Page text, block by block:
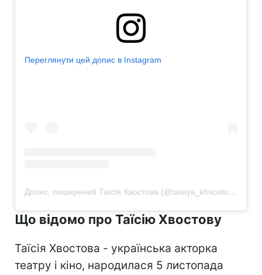
Переглянути цей допис в Instagram
Допис, поширений Таїсія Хвостова (@taisiya_khvostova)
Що відомо про Таїсію Хвостову
Таїсія Хвостова - українська акторка
театру і кіно, народилася 5 листопада